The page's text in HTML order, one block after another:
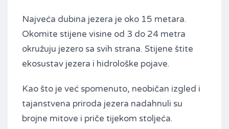
Najveća dubina jezera je oko 15 metara.
Okomite stijene visine od 3 do 24 metra
okružuju jezero sa svih strana. Stijene štite
ekosustav jezera i hidrološke pojave.
Kao što je već spomenuto, neobičan izgled i
tajanstvena priroda jezera nadahnuli su
brojne mitove i priče tijekom stoljeća.